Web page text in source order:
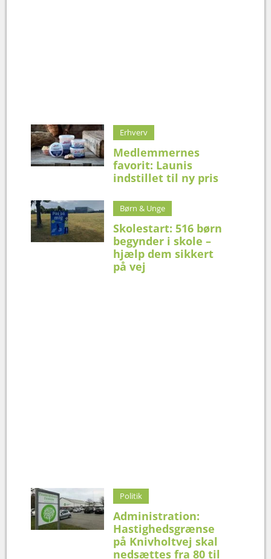
Erhverv
Medlemmernes
favorit: Launis
indstillet til ny pris
Børn & Unge
Skolestart: 516 børn
begynder i skole –
hjælp dem sikkert
på vej
Politik
Administration:
Hastighedsgrænse
på Knivholtvej skal
nedsættes fra 80 til